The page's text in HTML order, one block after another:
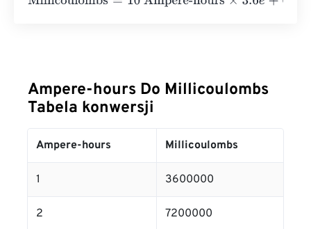
Ampere-hours Do Millicoulombs
Tabela konwersji
Ampere-hours Millicoulombs
1 3600000
2 7200000